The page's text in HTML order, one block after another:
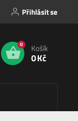
Přihlásit se
0 Košík
0 Kč